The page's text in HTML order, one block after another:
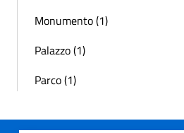
Monumento (1)
Palazzo (1)
Parco (1)